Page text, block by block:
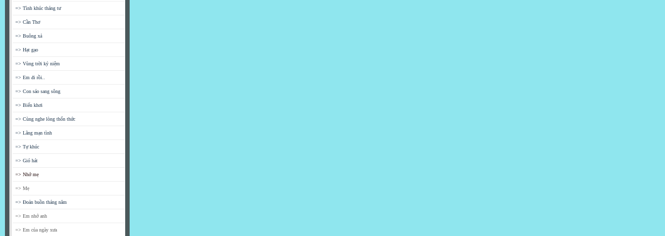
=> Tình khúc tháng tư
=> Cần Thơ
=> Buông xả
=> Hạt gạo
=> Vùng trời kỷ niệm
=> Em đi rồi..
=> Con sáo sang sông
=> Biển khơi
=> Cùng nghe lòng thổn thức
=> Lãng mạn tình
=> Tự khúc
=> Gió hát
=> Nhớ mẹ
=> Mẹ
=> Đoản buồn tháng năm
=> Em nhớ anh
=> Em của ngày xưa